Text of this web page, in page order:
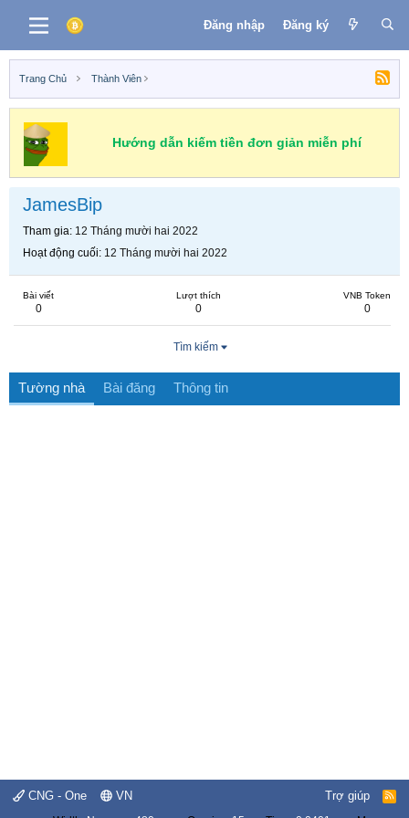
Đăng nhập Đăng ký
Trang Chủ Thành Viên
Hướng dẫn kiếm tiền đơn giản miễn phí
JamesBip
Tham gia 12 Tháng mười hai 2022
Hoạt động cuối 12 Tháng mười hai 2022
Bài viết
0
Lượt thích
0
VNB Token
0
Tìm kiếm
Tường nhà Bài đăng Thông tin
CNG - One VN Trợ giúp
R